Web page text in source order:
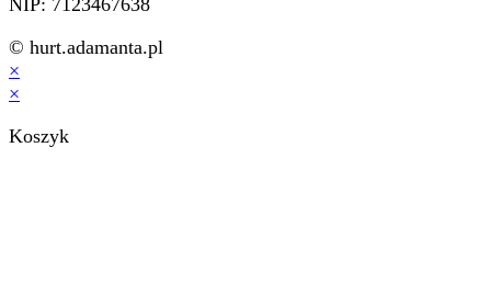
NIP: 7123467638
© hurt.adamanta.pl
×
×
Koszyk